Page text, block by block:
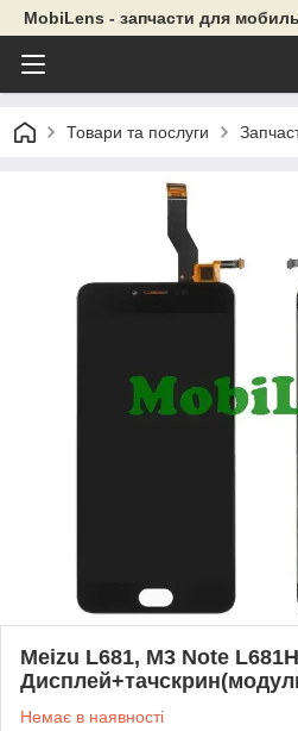
MobiLens - запчасти для
Товари та послуги
Meizu L681, M3 Note
Немає в наявності